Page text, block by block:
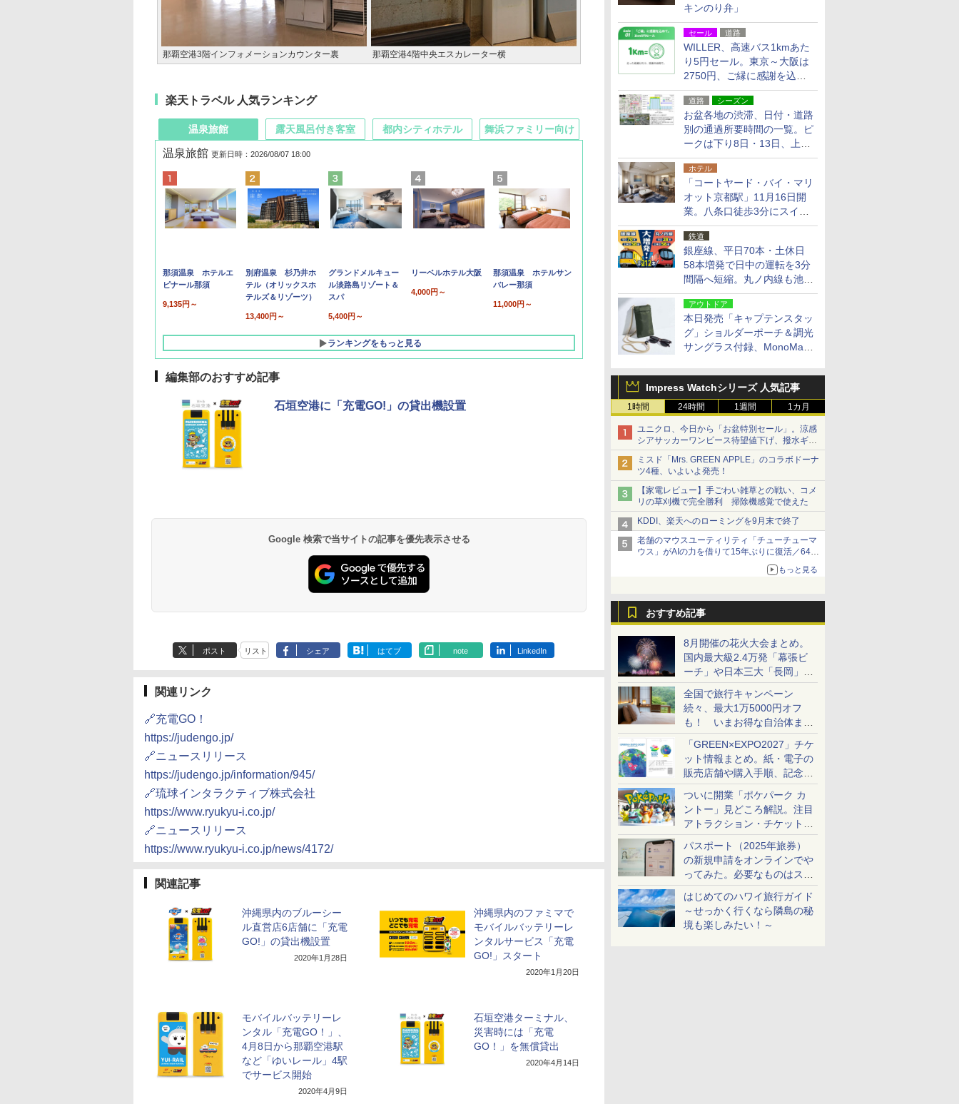
キンのり弁」
セール 道路
WILLER、高速バス1kmあた
り5円セール。東京～大阪は
2750円、ご縁に感謝を込め
た20周年記念キャンペーン
道路 シーズン
お盆各地の渋滞、日付・道路
別の通過所要時間の一覧。ピ
ークは下り8日・13日、上り
14日・15日
ホテル
「コートヤード・バイ・マリ
オット京都駅」11月16日開
業。八条口徒歩3分にスイー
ト含む全270室、ダイニング
も併設
鉄道
銀座線、平日70本・土休日
58本増発で日中の運転を3分
間隔へ短縮。丸ノ内線も池袋
～中野坂上を4分間隔に
アウトドア
本日発売「キャプテンスタッ
グ」ショルダーポーチ＆調光
サングラス付録、MonoMax
Impress Watchシリーズ 人気記事
1時間 24時間 1週間 1カ月
ユニクロ、今日から「お盆特別セール」。涼感
シアサッカーワンピース待望値下げ、撥水ギア
ショーツは1990円に
ミスド「Mrs. GREEN APPLE」のコラボドーナ
ツ4種、いよいよ発売！
【家電レビュー】手ごわい雑草との戦い、コメ
リの草刈機で完全勝利 掃除機感覚で使えた
KDDI、楽天へのローミングを9月末で終了
老舗のマウスユーティリティ「チューチューマ
ウス」がAIの力を借りて15年ぶりに復活／64bit
化、Windows 10/11、「Chrome」も走り回
る。復活記念で2026年末まで500円
もっと見る
おすすめ記事
8月開催の花火大会まとめ。
国内最大級2.4万発「幕張ビ
ーチ」や日本三大「長岡」な
ど大型イベント目白押し！
全国で旅行キャンペーン
続々、最大1万5000円オフ
も！ いまお得な自治体まと
め
「GREEN×EXPO2027」チケ
ット情報まとめ。紙・電子の
販売店舗や購入手順、記念チ
ケットも解説
ついに開業「ポケパーク カ
ントー」見どころ解説。注目
アトラクション・チケット手
配・来場前に必要な準備は？
パスポート（2025年旅券）
の新規申請をオンラインでや
ってみた。必要なものはスマ
ホとマイナカードのみ
はじめてのハワイ旅行ガイド
～せっかく行くなら隣島の秘
境も楽しみたい！～
那覇空港3階インフォメーションカウンター裏 那覇空港4階中央エスカレーター横
楽天トラベル 人気ランキング
温泉旅館
温泉旅館 更新日時：2026/08/07 18:00
那須温泉 ホテルエ
ピナール那須
9,135円～
別府温泉 杉乃井ホ
テル（オリックスホ
テルズ＆リゾーツ）
13,400円～
グランドメルキュー
ル淡路島リゾート＆
スパ
5,400円～
リーベルホテル大阪
4,000円～
那須温泉 ホテルサン
バレー那須
11,000円～
ランキングをもっと見る
露天風呂付き客室
10,450円～
19,541円～
都内シティホテル 舞浜ファミリー向け
7,950円～
5,758円～
編集部のおすすめ記事
石垣空港に「充電GO!」の貸出機設置
Google 検索で当サイトの記事を優先表示させる
ポスト リスト シェア はてブ note LinkedIn
関連リンク
🔗充電GO！
https://judengo.jp/
🔗ニュースリリース
https://judengo.jp/information/945/
🔗琉球インタラクティブ株式会社
https://www.ryukyu-i.co.jp/
🔗ニュースリリース
https://www.ryukyu-i.co.jp/news/4172/
関連記事
沖縄県内のブルーシー
ル直営店6店舗に「充電
GO!」の貸出機設置
2020年1月28日
沖縄県内のファミマで
モバイルバッテリーレ
ンタルサービス「充電
GO!」スタート
2020年1月20日
モバイルバッテリーレ
ンタル「充電GO！」、
4月8日から那覇空港駅
など「ゆいレール」4駅
でサービス開始
2020年4月9日
石垣空港ターミナル、
災害時には「充電
GO！」を無償貸出
2020年4月14日